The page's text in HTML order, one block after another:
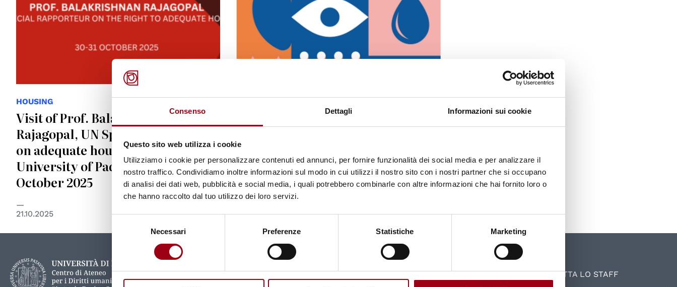
Consenso Dettagli Informazioni sui cookie
Questo sito web utilizza i cookie
Utilizziamo i cookie per personalizzare contenuti ed annunci, per fornire funzionalità dei social media e per analizzare il
nostro traffico. Condividiamo inoltre informazioni sul modo in cui utilizzi il nostro sito con i nostri partner che si occupano
di analisi dei dati web, pubblicità e social media, i quali potrebbero combinarle con altre informazioni che hai fornito loro o
che hanno raccolto dal tuo utilizzo dei loro servizi.
del
Necessari Preferenze Statistiche Marketing
HOUSING
Visit of Prof. Balakrishnan
Rajagopal, UN Special Rapporteur
on adequate housing, to the
University of Padova, 30-31
October 2025
21.10.2025
Human rights, PFAS and health: a
University of Padova, 20 May 2022
11.05.2022
CONTATTA LO STAFF